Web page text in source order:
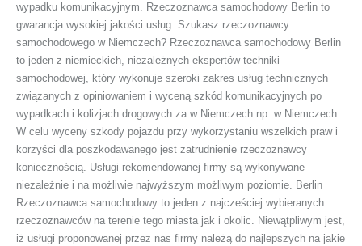
wypadku komunikacyjnym. Rzeczoznawca samochodowy Berlin to
gwarancja wysokiej jakości usług. Szukasz rzeczoznawcy
samochodowego w Niemczech? Rzeczoznawca samochodowy Berlin
to jeden z niemieckich, niezależnych ekspertów techniki
samochodowej, który wykonuje szeroki zakres usług technicznych
związanych z opiniowaniem i wyceną szkód komunikacyjnych po
wypadkach i kolizjach drogowych za w Niemczech np. w Niemczech.
W celu wyceny szkody pojazdu przy wykorzystaniu wszelkich praw i
korzyści dla poszkodawanego jest zatrudnienie rzeczoznawcy
koniecznością. Usługi rekomendowanej firmy są wykonywane
niezależnie i na możliwie najwyższym możliwym poziomie. Berlin
Rzeczoznawca samochodowy to jeden z najcześciej wybieranych
rzeczoznawców na terenie tego miasta jak i okolic. Niewątpliwym jest,
iż usługi proponowanej przez nas firmy należą do najlepszych na jakie